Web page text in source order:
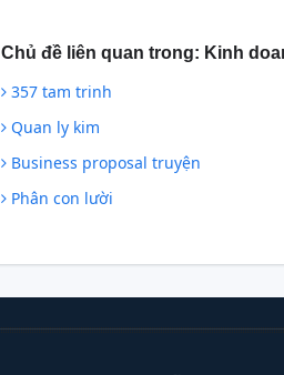
Chủ đề liên quan trong: Kinh
357 tam trinh
Quan ly kim
Business proposal truyện
Phân con lười